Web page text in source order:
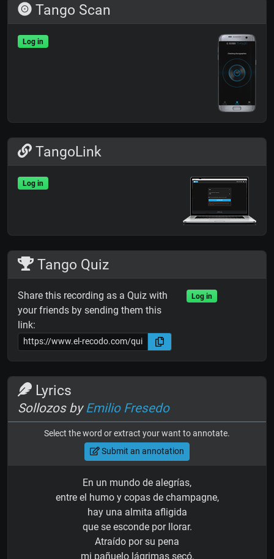
Tango Scan
Log in
TangoLink
Log in
Tango Quiz
Share this recording as a Quiz with
your friends by sending them this
link:
Log in
Lyrics
Sollozos by Emilio Fresedo
Select the word or extract your want to annotate.
Submit an annotation
En un mundo de alegrías,
entre el humo y copas de champagne,
hay una almita afligida
que se esconde por llorar.
Atraído por su pena
mi pañuelo lágrimas secó,